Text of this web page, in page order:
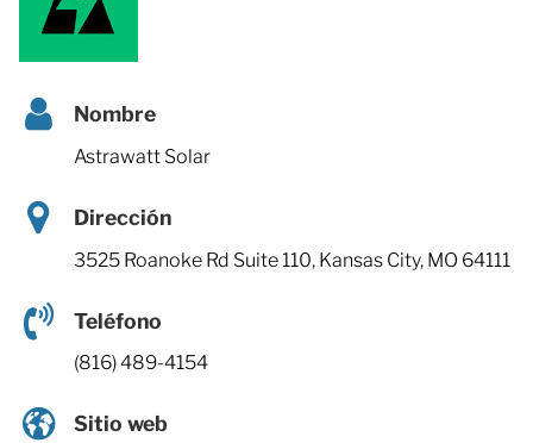
Nombre
Astrawatt Solar
Dirección
3525 Roanoke Rd Suite 110, Kansas City, MO 64111
Teléfono
(816) 489-4154
Sitio web